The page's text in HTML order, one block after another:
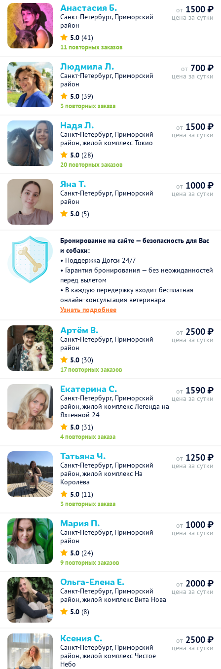
Анастасия Б.
Санкт-Петербург, Приморский
район
5.0 (41)
11 повторных заказов
от 1500 ₽
цена за сутки
Людмила Л.
Санкт-Петербург, Приморский
район
5.0 (39)
3 повторных заказа
от 700 ₽
цена за сутки
Надя Л.
Санкт-Петербург, Приморский
район, жилой комплекс Токио
5.0 (28)
20 повторных заказов
от 1500 ₽
цена за сутки
Яна Т.
Санкт-Петербург, Приморский
район
5.0 (5)
от 1000 ₽
цена за сутки
Бронирование на сайте — безопасность для Вас
и собаки:
• Поддержка Догси 24/7
• Гарантия бронирования — без неожиданностей
перед вылетом
• В каждую передержку входит бесплатная
онлайн-консультация ветеринара
Узнать подробнее
Артём В.
Санкт-Петербург, Приморский
район
5.0 (30)
17 повторных заказов
от 2500 ₽
цена за сутки
Екатерина С.
Санкт-Петербург, Приморский
район, жилой комплекс Легенда на
Яхтенной 24
5.0 (31)
4 повторных заказа
от 1590 ₽
цена за сутки
Татьяна Ч.
Санкт-Петербург, Приморский
район, жилой комплекс На
Королёва
5.0 (11)
3 повторных заказа
от 1250 ₽
цена за сутки
Мария П.
Санкт-Петербург, Приморский
район
5.0 (24)
9 повторных заказов
от 1000 ₽
цена за сутки
Ольга-Елена Е.
Санкт-Петербург, Приморский
район, жилой комплекс Вита Нова
5.0 (8)
от 2000 ₽
цена за сутки
Ксения С.
Санкт-Петербург, Приморский
район, жилой комплекс Чистое
Небо
от 2500 ₽
цена за сутки